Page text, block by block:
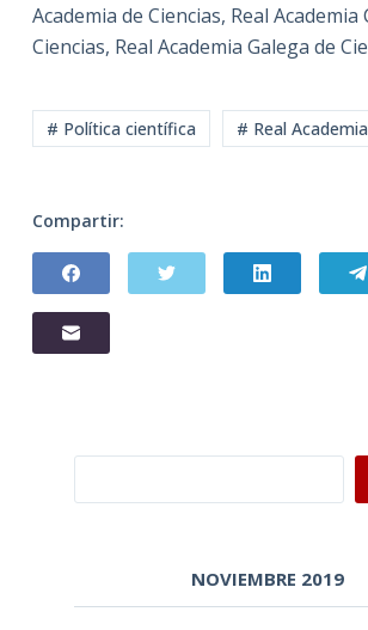
Academia de Ciencias, Real Academia
Ciencias, Real Academia Galega de
# Política científica # Real
Compartir:
NOVIEMBRE 2019